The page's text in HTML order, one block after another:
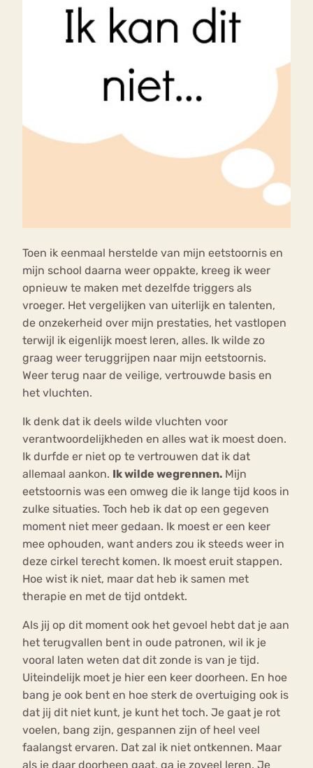
Toen ik eenmaal herstelde van mijn eetstoornis en
mijn school daarna weer oppakte, kreeg ik weer
opnieuw te maken met dezelfde triggers als
vroeger. Het vergelijken van uiterlijk en talenten,
de onzekerheid over mijn prestaties, het vastlopen
terwijl ik eigenlijk moest leren, alles. Ik wilde zo
graag weer teruggrijpen naar mijn eetstoornis.
Weer terug naar de veilige, vertrouwde basis en
het vluchten.
Ik denk dat ik deels wilde vluchten voor
verantwoordelijkheden en alles wat ik moest doen.
Ik durfde er niet op te vertrouwen dat ik dat
allemaal aankon. Ik wilde wegrennen. Mijn
eetstoornis was een omweg die ik lange tijd koos in
zulke situaties. Toch heb ik dat op een gegeven
moment niet meer gedaan. Ik moest er een keer
mee ophouden, want anders zou ik steeds weer in
deze cirkel terecht komen. Ik moest eruit stappen.
Hoe wist ik niet, maar dat heb ik samen met
therapie en met de tijd ontdekt.
Als jij op dit moment ook het gevoel hebt dat je aan
het terugvallen bent in oude patronen, wil ik je
vooral laten weten dat dit zonde is van je tijd.
Uiteindelijk moet je hier een keer doorheen. En hoe
bang je ook bent en hoe sterk de overtuiging ook is
dat jij dit niet kunt, je kunt het toch. Je gaat je rot
voelen, bang zijn, gespannen zijn of heel veel
faalangst ervaren. Dat zal ik niet ontkennen. Maar
als je daar doorheen gaat, ga je zoveel leren. Je